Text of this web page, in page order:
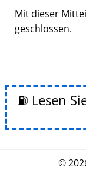
Mit dieser
geschlossen.
⛽ Lesen
©